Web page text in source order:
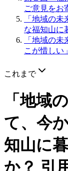
ご意見をお
「地域の
な福知山に
「地域の
こが惜しい
これまで
「地域
て、今
知山に
か？ 引